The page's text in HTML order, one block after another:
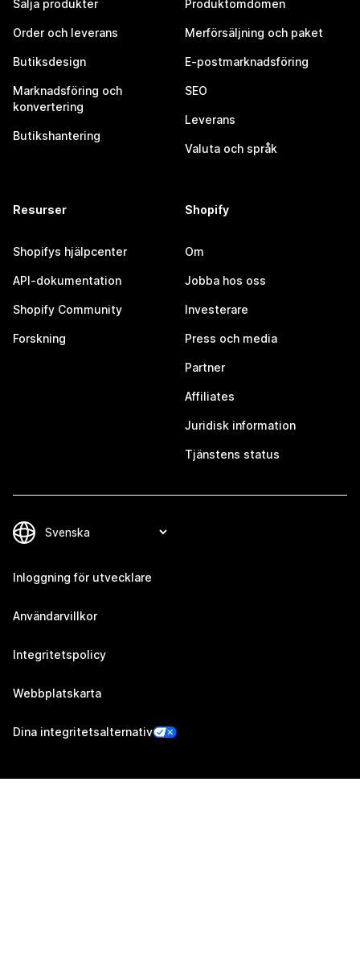
Sälja produkter
Order och leverans
Butiksdesign
Marknadsföring och
konvertering
Butikshantering
Produktomdömen
Merförsäljning och paket
E-postmarknadsföring
SEO
Leverans
Valuta och språk
Resurser
Shopifys hjälpcenter
API-dokumentation
Shopify Community
Forskning
Shopify
Om
Jobba hos oss
Investerare
Press och media
Partner
Affiliates
Juridisk information
Tjänstens status
Inloggning för utvecklare
Användarvillkor
Integritetspolicy
Webbplatskarta
Dina integritetsalternativ